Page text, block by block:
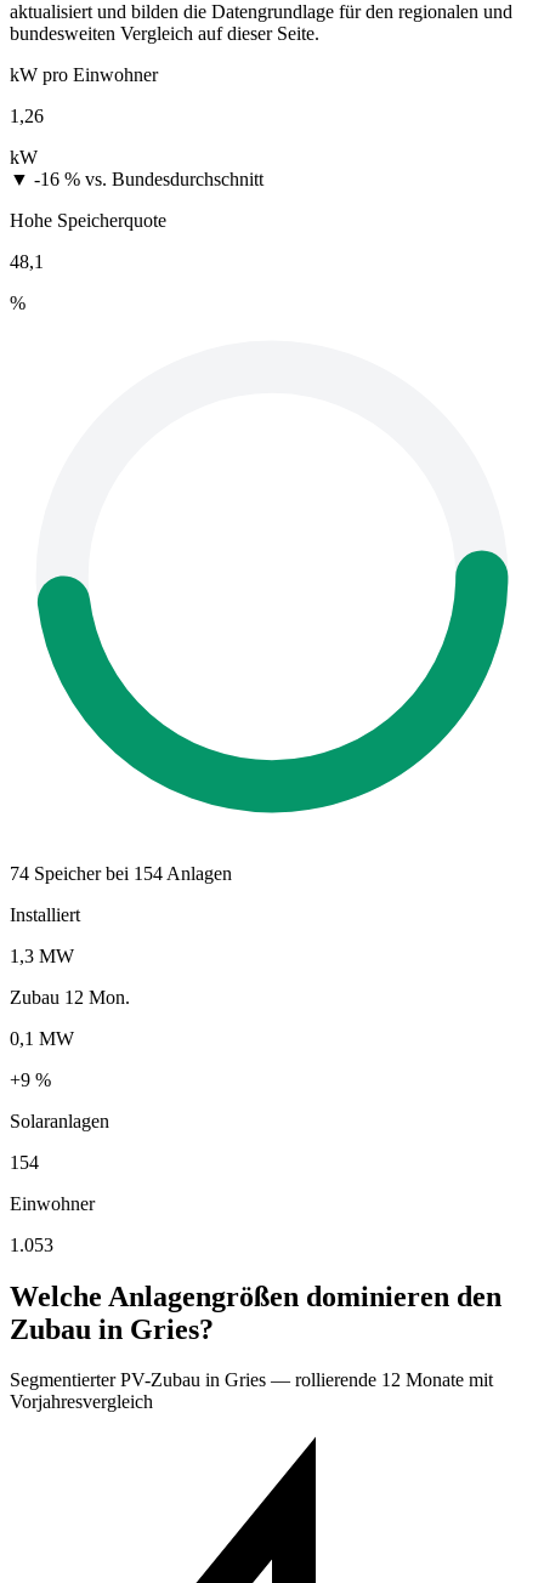
aktualisiert und bilden die Datengrundlage für den regionalen und
bundesweiten Vergleich auf dieser Seite.
kW pro Einwohner
1,26
kW
▼ -16 % vs. Bundesdurchschnitt
Hohe Speicherquote
48,1
%
74 Speicher bei 154 Anlagen
Installiert
1,3 MW
Zubau 12 Mon.
0,1 MW
+9 %
Solaranlagen
154
Einwohner
1.053
Welche Anlagengrößen dominieren den
Zubau in Gries?
Segmentierter PV-Zubau in Gries — rollierende 12 Monate mit
Vorjahresvergleich